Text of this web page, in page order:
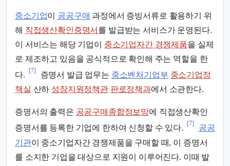
중소기업이 공공구매 과정에서 증빙서류로 활용하기 위
해 직접생산확인증명서 를 발급받는 서비스가 운영된다.
이 서비스는 해당 기업이 중소기업자간 경쟁제품을 실제
로 제조하고 있음을 공식적으로 확인해 주는 역할을 한
다.
[7]
증명서 발급 업무는 중소벤처기업부 중소기업정
책실 산하 성장지원정책관 판로정책과에서 소관한다.
증명서의 출력은 공공구매종합정보망에 직접생산확인
증명서를 등록한 기업에 한하여 신청할 수 있다.
[7]
공공
기관이 중소기업자간 경쟁제품을 구매할 때, 이 증명서
를 소지한 기업을 대상으로 지원이 이루어진다. 이때 발